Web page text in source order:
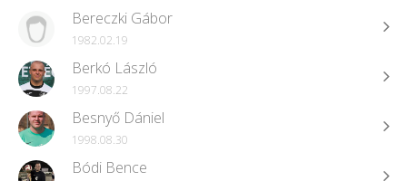
Bereczki Gábor
1982.02.19
Berkó László
1997.08.22
Besnyő Dániel
1998.08.30
Bódi Bence